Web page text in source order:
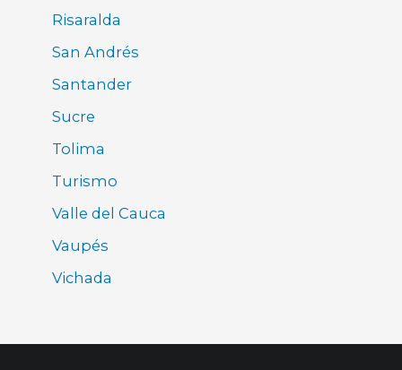
Risaralda
San Andrés
Santander
Sucre
Tolima
Turismo
Valle del Cauca
Vaupés
Vichada